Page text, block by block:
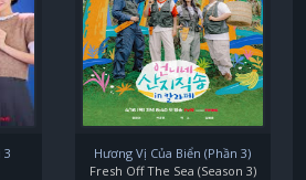
3
Hương Vị Của Biển (Phần 3)
Fresh Off The Sea (Season 3)